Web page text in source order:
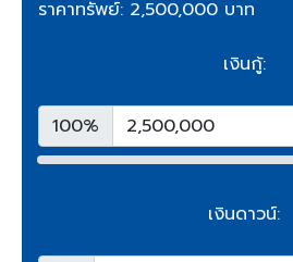
ราคาทรัพย์: 2,500,000 บาท
เงินกู้:
100%
เงินดาวน์: